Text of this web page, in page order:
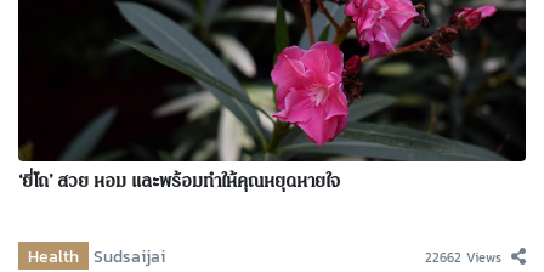
‘ยี่โถ’ สวย หอม และพร้อมทำให้คุณหยุดหายใจ
Health Sudsaijai 22662 Views